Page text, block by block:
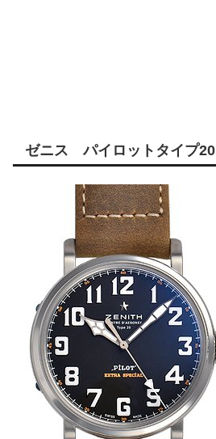
ゼニス パイロットタイプ20